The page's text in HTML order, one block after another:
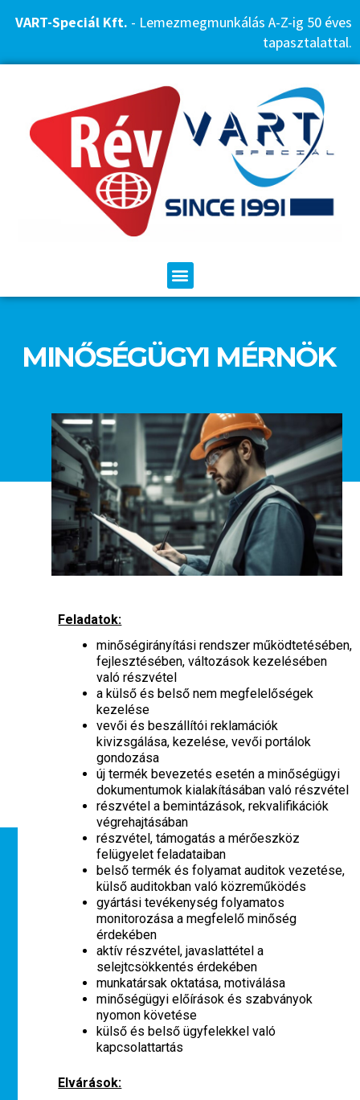
VART-Speciál Kft. - Lemezmegmunkálás A-Z-ig 50 éves
tapasztalattal.
MINŐSÉGÜGYI MÉRNÖK
Feladatok:
minőségirányítási rendszer működtetésében,
fejlesztésében, változások kezelésében
való részvétel
a külső és belső nem megfelelőségek
kezelése
vevői és beszállítói reklamációk
kivizsgálása, kezelése, vevői portálok
gondozása
új termék bevezetés esetén a minőségügyi
dokumentumok kialakításában való részvétel
részvétel a bemintázások, rekvalifikációk
végrehajtásában
részvétel, támogatás a mérőeszköz
felügyelet feladataiban
belső termék és folyamat auditok vezetése,
külső auditokban való közreműködés
gyártási tevékenység folyamatos
monitorozása a megfelelő minőség
érdekében
aktív részvétel, javaslattétel a
selejtcsökkentés érdekében
munkatársak oktatása, motiválása
minőségügyi előírások és szabványok
nyomon követése
külső és belső ügyfelekkel való
kapcsolattartás
Elvárások: